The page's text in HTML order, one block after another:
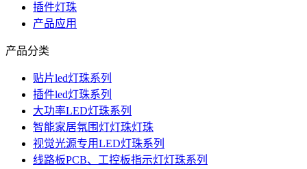
插件灯珠
产品应用
产品分类
贴片led灯珠系列
插件led灯珠系列
大功率LED灯珠系列
智能家居氛围灯灯珠灯珠
视觉光源专用LED灯珠系列
线路板PCB、工控板指示灯灯珠系列